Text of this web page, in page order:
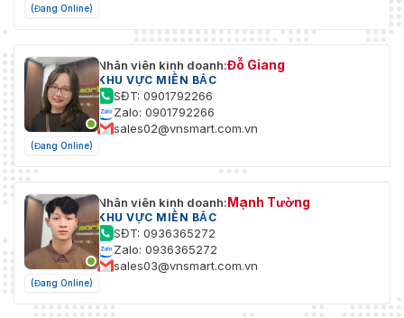
(Đang Online)
(Đang Online)
Nhân viên kinh doanh:Đỗ Giang
KHU VỰC MIỀN BẮC
SĐT: 0901792266
Zalo: 0901792266
sales02@vnsmart.com.vn
(Đang Online)
Nhân viên kinh doanh:Mạnh Tường
KHU VỰC MIỀN BẮC
SĐT: 0936365272
Zalo: 0936365272
sales03@vnsmart.com.vn